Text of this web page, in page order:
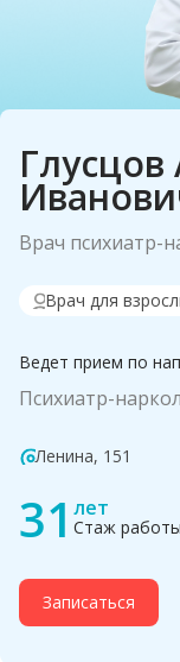
Глусцов
Врач психиатр-
Врач для
Ведет прием по
Психиатр-
Ленина, 151
31 лет
Стаж работы
Записаться